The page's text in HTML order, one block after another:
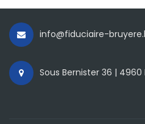
info@fiduciaire-
Sous Bernister 36 | 4960